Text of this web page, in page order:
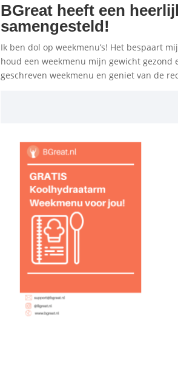
BGreat heeft een
samengesteld!
Ik ben dol op weekmenu’s! Het bespaart
houd een weekmenu mijn gewicht gezond
geschreven weekmenu en geniet van de